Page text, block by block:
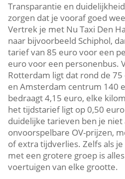
Transparantie en
zorgen dat je vooraf goed
Vertrek je met Nu Taxi Den
naar bijvoorbeeld Schiphol,
tarief van 85 euro voor een
euro voor een personenbus.
Rotterdam ligt dat rond de
en Amsterdam centrum 140
bedraagt 4,15 euro, elke
het tijdstarief ligt op 0,50
duidelijke tarieven ben je niet
onvoorspelbare OV-prijzen,
of extra tijdverlies. Zelfs als
met een grotere groep is
voertuigen van elke grootte.